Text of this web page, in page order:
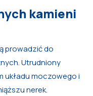
kamieni
prowadzić do
Utrudniony
układu moczowego i
nerek.